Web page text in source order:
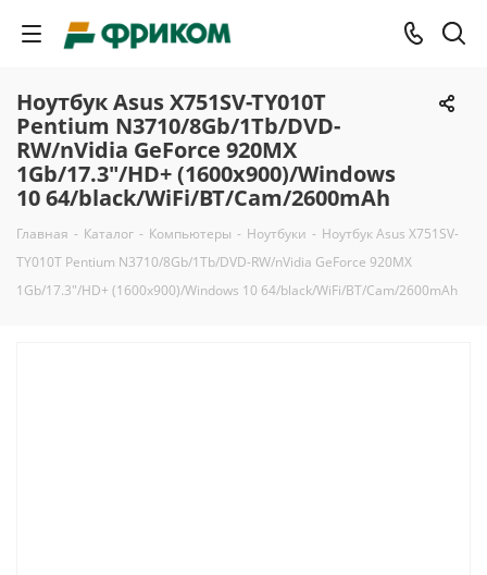
Ноутбук Asus X751SV-TY010T
Pentium N3710/8Gb/1Tb/DVD-
RW/nVidia GeForce 920MX
1Gb/17.3"/HD+ (1600x900)/Windows
10 64/black/WiFi/BT/Cam/2600mAh
Главная - Каталог - Компьютеры - Ноутбуки - Ноутбук Asus X751SV-
TY010T Pentium N3710/8Gb/1Tb/DVD-RW/nVidia GeForce 920MX
1Gb/17.3"/HD+ (1600x900)/Windows 10 64/black/WiFi/BT/Cam/2600mAh